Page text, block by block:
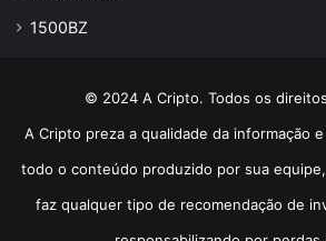
1500BZ
© 2024 A Cripto. Todos os
A Cripto preza a qualidade da informação
todo o conteúdo produzido por sua
faz qualquer tipo de recomendação de